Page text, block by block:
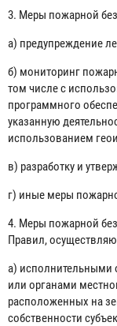
3. Меры пожарной
а) предупреждение
б) мониторинг
том числе с
программного
указанную
использованием
в) разработку и
г) иные меры
4. Меры пожарной
Правил,
а) исполнительными
или органами
расположенных на
собственности